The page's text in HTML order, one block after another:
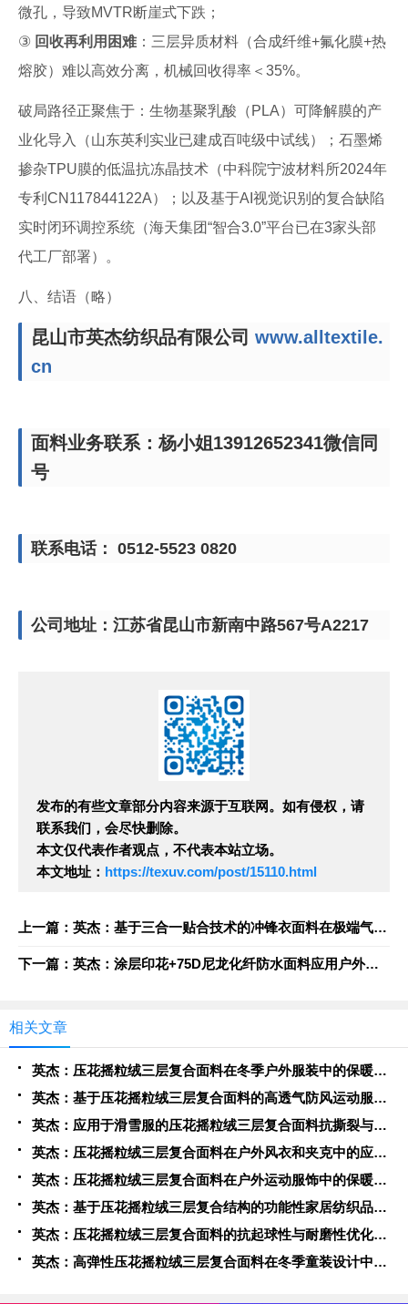
微孔，导致MVTR断崖式下跌；
③ 回收再利用困难：三层异质材料（合成纤维+氟化膜+热
熔胶）难以高效分离，机械回收得率＜35%。
破局路径正聚焦于：生物基聚乳酸（PLA）可降解膜的产
业化导入（山东英利实业已建成百吨级中试线）；石墨烯
掺杂TPU膜的低温抗冻晶技术（中科院宁波材料所2024年
专利CN117844122A）；以及基于AI视觉识别的复合缺陷
实时闭环调控系统（海天集团“智合3.0”平台已在3家头部
代工厂部署）。
八、结语（略）
昆山市英杰纺织品有限公司 www.alltextile.
cn
面料业务联系：杨小姐13912652341微信同
号
联系电话： 0512-5523 0820
公司地址：江苏省昆山市新南中路567号A2217
发布的有些文章部分内容来源于互联网。如有侵权，请
联系我们，会尽快删除。
本文仅代表作者观点，不代表本站立场。
本文地址： https://texuv.com/post/15110.html
上一篇：英杰：基于三合一贴合技术的冲锋衣面料在极端气候下的应用表现
下一篇：英杰：涂层印花+75D尼龙化纤防水面料应用户外登山服的防风防雨技术研究
相关文章
英杰：压花摇粒绒三层复合面料在冬季户外服装中的保暖性能优化研究
英杰：基于压花摇粒绒三层复合面料的高透气防风运动服饰开发
英杰：应用于滑雪服的压花摇粒绒三层复合面料抗撕裂与耐磨性提升技术
英杰：压花摇粒绒三层复合面料在户外风衣和夹克中的应用与性能
英杰：压花摇粒绒三层复合面料在户外运动服饰中的保暖与透气性能研究
英杰：基于压花摇粒绒三层复合结构的功能性家居纺织品开发与应用
英杰：压花摇粒绒三层复合面料的抗起球性与耐磨性优化技术分析
英杰：高弹性压花摇粒绒三层复合面料在冬季童装设计中的应用实践